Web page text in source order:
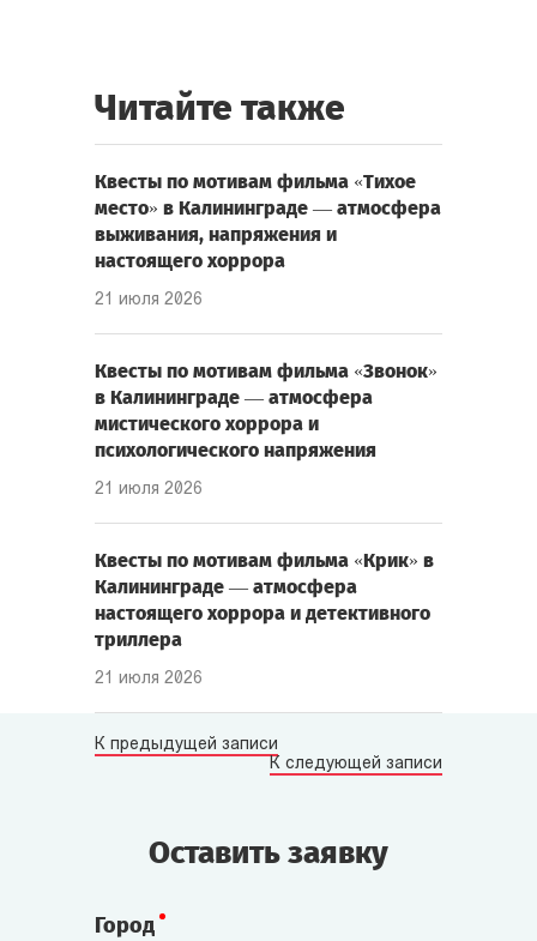
Читайте также
Квесты по мотивам фильма «Тихое
место» в Калининграде — атмосфера
выживания, напряжения и
настоящего хоррора
21 июля 2026
Квесты по мотивам фильма «Звонок»
в Калининграде — атмосфера
мистического хоррора и
психологического напряжения
21 июля 2026
Квесты по мотивам фильма «Крик» в
Калининграде — атмосфера
настоящего хоррора и детективного
триллера
21 июля 2026
К предыдущей записи
К следующей записи
Оставить заявку
Город